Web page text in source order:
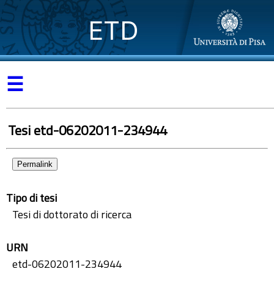
ETD
☰
Tesi etd-06202011-234944
Permalink
Tipo di tesi
Tesi di dottorato di ricerca
URN
etd-06202011-234944